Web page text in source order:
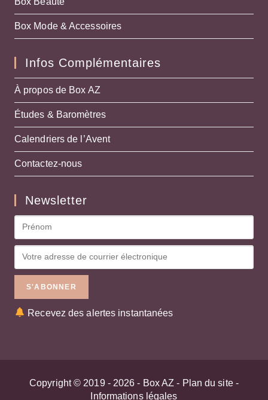
Box Mode & Accessoires
Infos Complémentaires
À propos de Box AZ
Études & Baromètres
Calendriers de l’Avent
Contactez-nous
Newsletter
Recevez des alertes instantanées
Copyright © 2019 - 2026 - Box AZ - Plan du site-
Informations légales